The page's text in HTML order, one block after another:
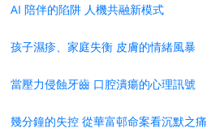
AI 陪伴的陷阱 人機共融新模式
孩子濕疹、家庭失衡 皮膚的情緒風暴
當壓力侵蝕牙齒 口腔潰瘍的心理訊號
幾分鐘的失控 從華富邨命案看沉默之痛